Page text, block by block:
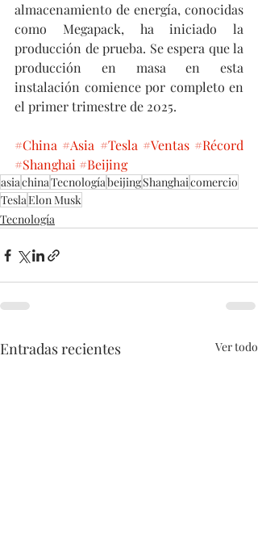
almacenamiento de energía, conocidas
como Megapack, ha iniciado la
producción de prueba. Se espera que la
producción en masa en esta
instalación comience por completo en
el primer trimestre de 2025.
#China #Asia #Tesla #Ventas #Récord
#Shanghai #Beijing
asiachinaTecnologíabeijingShanghaicomercio
TeslaElon Musk
Tecnología
Entradas recientes Ver todo